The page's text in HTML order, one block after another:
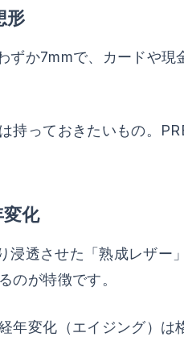
形
か7mmで、カードや
っておきたいもの。
化
透させた「熟成レザ
のが特徴です。
変化（エイジング）